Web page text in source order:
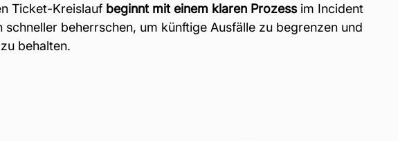
Ticket-Kreislauf beginnt mit einem klaren Prozessim Incident
schneller beherrschen, um künftige Ausfälle zu begrenzen und
behalten.